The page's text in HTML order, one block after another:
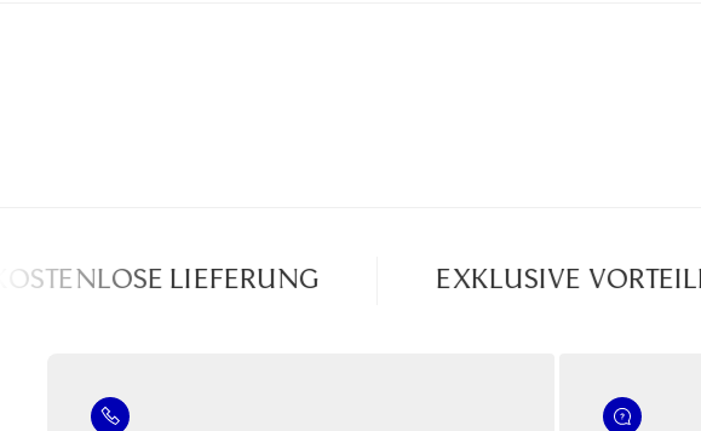
LIEFERUNG EXKLUSIVE VORTEILE